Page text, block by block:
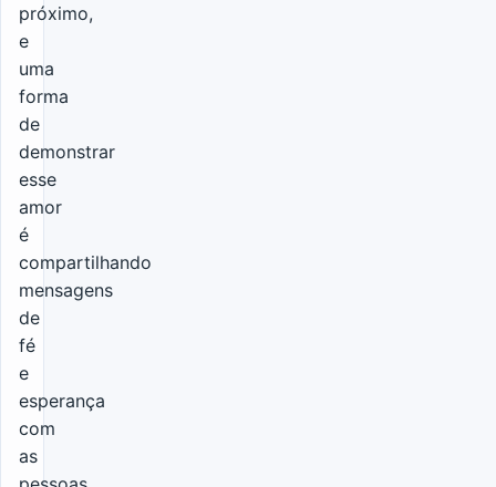
próximo,
e
uma
forma
de
demonstrar
esse
amor
é
compartilhando
mensagens
de
fé
e
esperança
com
as